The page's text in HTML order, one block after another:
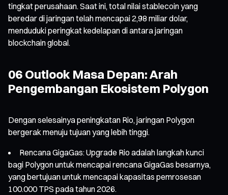
tingkat perusahaan. Saat ini, total nilai stablecoin yang
beredar di jaringan telah mencapai 2,98 miliar dolar,
menduduki peringkat kedelapan di antara jaringan
blockchain global.
06 Outlook Masa Depan: Arah
Pengembangan Ekosistem Polygon
Dengan selesainya peningkatan Rio, jaringan Polygon
bergerak menuju tujuan yang lebih tinggi.
Rencana GigaGas: Upgrade Rio adalah langkah kunci
bagi Polygon untuk mencapai rencana GigaGas besarnya,
yang bertujuan untuk mencapai kapasitas pemrosesan
100.000 TPS pada tahun 2026.